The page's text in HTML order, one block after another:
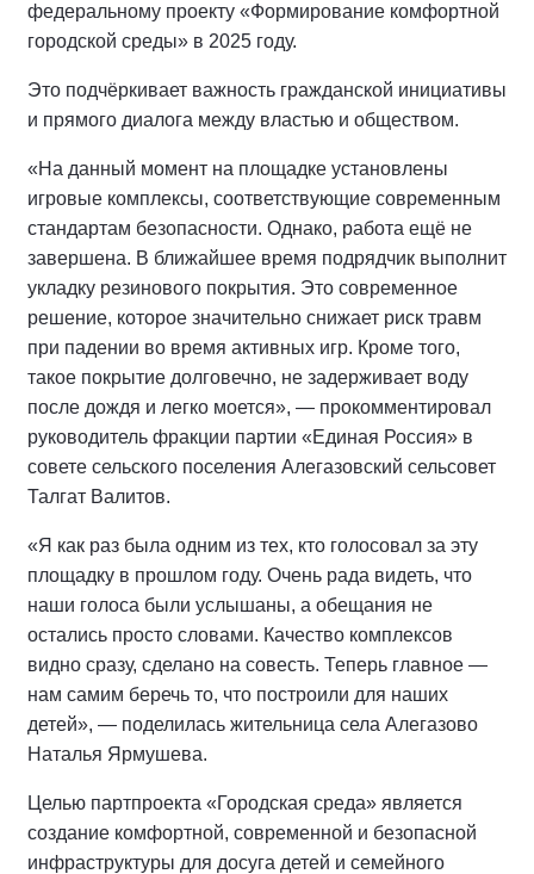
федеральному проекту «Формирование комфортной
городской среды» в 2025 году.
Это подчёркивает важность гражданской инициативы
и прямого диалога между властью и обществом.
«На данный момент на площадке установлены
игровые комплексы, соответствующие современным
стандартам безопасности. Однако, работа ещё не
завершена. В ближайшее время подрядчик выполнит
укладку резинового покрытия. Это современное
решение, которое значительно снижает риск травм
при падении во время активных игр. Кроме того,
такое покрытие долговечно, не задерживает воду
после дождя и легко моется», — прокомментировал
руководитель фракции партии «Единая Россия» в
совете сельского поселения Алегазовский сельсовет
Талгат Валитов.
«Я как раз была одним из тех, кто голосовал за эту
площадку в прошлом году. Очень рада видеть, что
наши голоса были услышаны, а обещания не
остались просто словами. Качество комплексов
видно сразу, сделано на совесть. Теперь главное —
нам самим беречь то, что построили для наших
детей», — поделилась жительница села Алегазово
Наталья Ярмушева.
Целью партпроекта «Городская среда» является
создание комфортной, современной и безопасной
инфраструктуры для досуга детей и семейного